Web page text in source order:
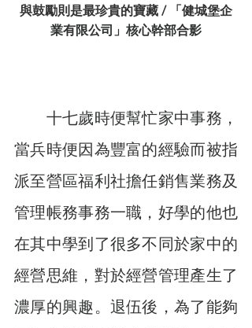
與鼓勵則是最珍貴的寶藏 / 「健城堡企
業有限公司」核心幹部合影
十七歲時便幫忙家中事務，
當兵時便因為豐富的經驗而被指
派至營區福利社擔任銷售業務及
管理帳務事務一職，好學的他也
在其中學到了很多不同於家中的
經營思維，對於經營管理產生了
濃厚的興趣。退伍後，為了能夠